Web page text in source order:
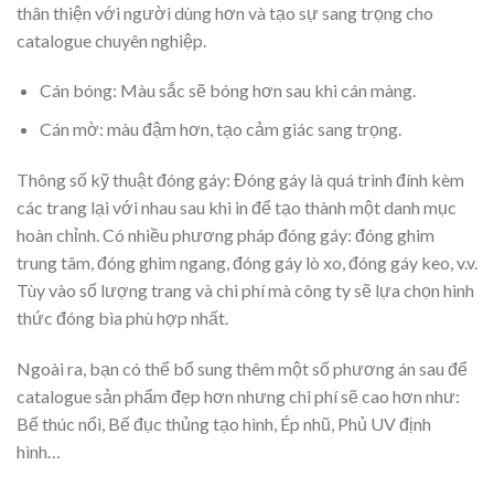
thân thiện với người dùng hơn và tạo sự sang trọng cho
catalogue chuyên nghiệp.
Cán bóng: Màu sắc sẽ bóng hơn sau khi cán màng.
Cán mờ: màu đậm hơn, tạo cảm giác sang trọng.
Thông số kỹ thuật đóng gáy: Đóng gáy là quá trình đính kèm
các trang lại với nhau sau khi in để tạo thành một danh mục
hoàn chỉnh. Có nhiều phương pháp đóng gáy: đóng ghim
trung tâm, đóng ghim ngang, đóng gáy lò xo, đóng gáy keo, v.v.
Tùy vào số lượng trang và chi phí mà công ty sẽ lựa chọn hình
thức đóng bìa phù hợp nhất.
Ngoài ra, bạn có thể bổ sung thêm một số phương án sau để
catalogue sản phẩm đẹp hơn nhưng chi phí sẽ cao hơn như:
Bế thúc nổi, Bế đục thủng tạo hình, Ép nhũ, Phủ UV định
hình…